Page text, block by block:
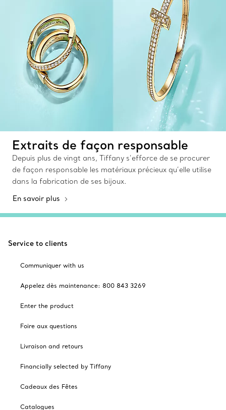
Extraits de façon responsable
Depuis plus de vingt ans, Tiffany s’efforce de se procurer
de façon responsable les matériaux précieux qu’elle utilise
dans la fabrication de ses bijoux.
En savoir plus
Service to clients
Communiquer with us
Appelez dès maintenance: 800 843 3269
Enter the product
Foire aux questions
Livraison and retours
Financially selected by Tiffany
Cadeaux des Fêtes
Catalogues